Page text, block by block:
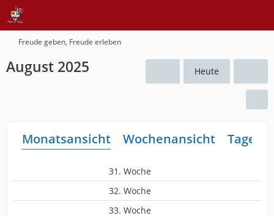
Freude geben, Freude erleben
August 2025 Heute
Monatsansicht Wochenansicht
31. Woche
32. Woche
33. Woche